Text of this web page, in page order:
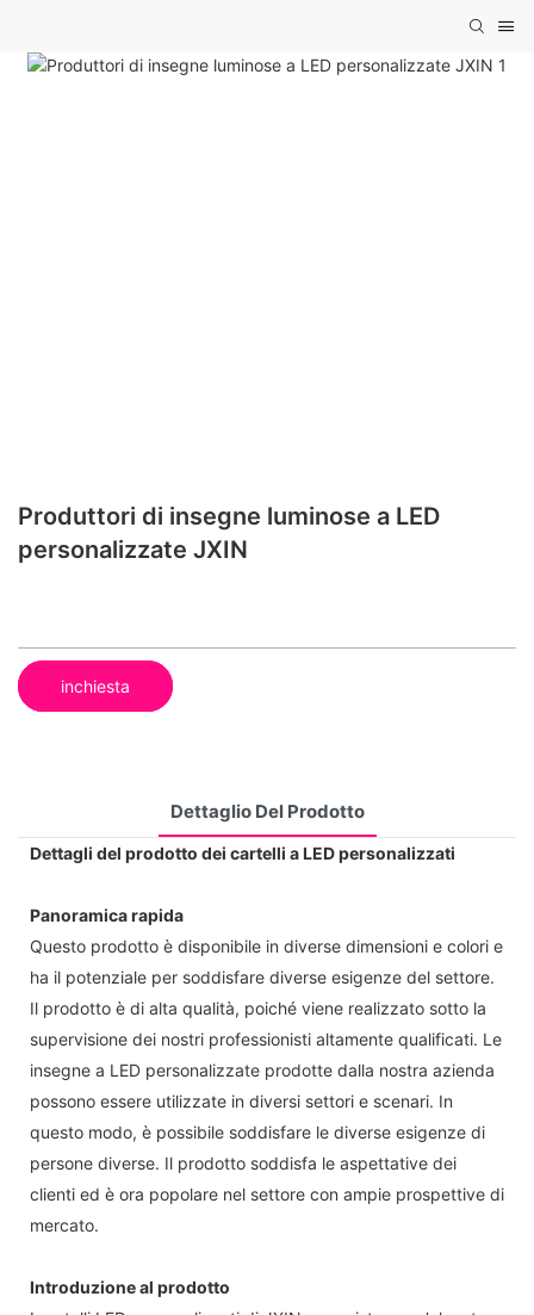
Produttori di insegne luminose a LED
personalizzate JXIN
inchiesta
Dettaglio Del Prodotto
Dettagli del prodotto dei cartelli a LED personalizzati
Panoramica rapida
Questo prodotto è disponibile in diverse dimensioni e colori e
ha il potenziale per soddisfare diverse esigenze del settore.
Il prodotto è di alta qualità, poiché viene realizzato sotto la
supervisione dei nostri professionisti altamente qualificati. Le
insegne a LED personalizzate prodotte dalla nostra azienda
possono essere utilizzate in diversi settori e scenari. In
questo modo, è possibile soddisfare le diverse esigenze di
persone diverse. Il prodotto soddisfa le aspettative dei
clienti ed è ora popolare nel settore con ampie prospettive di
mercato.
Introduzione al prodotto